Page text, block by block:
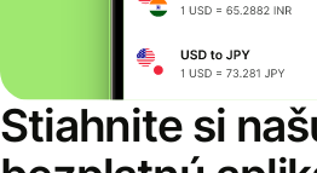
Stiahnite si